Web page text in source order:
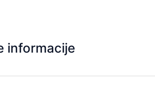
informacije